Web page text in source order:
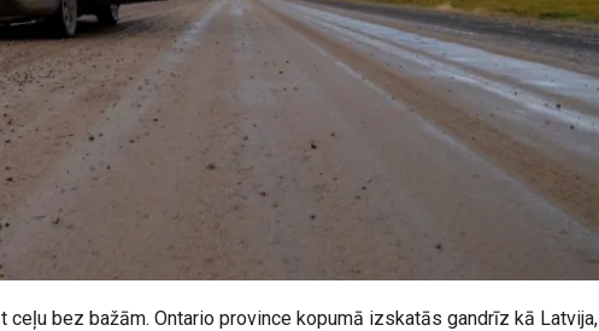
ceļu bez bažām. Ontario province kopumā izskatās gandrīz kā Latvija,